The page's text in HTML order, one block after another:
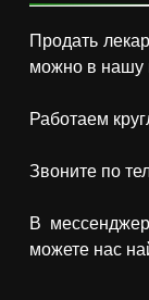
Продать
можно в нашу
Работаем
Звоните по
В
можете нас